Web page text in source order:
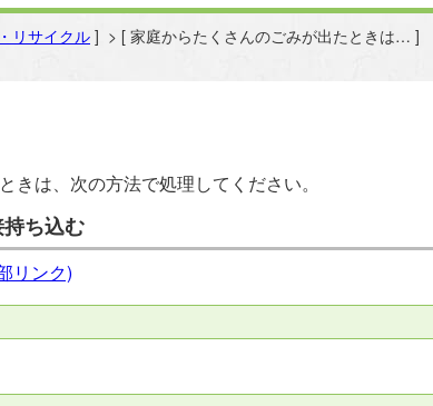
リサイクル ] > [ 家庭からたくさんのごみが出たときは… ]
は、次の方法で処理してください。
ち込む
リンク)